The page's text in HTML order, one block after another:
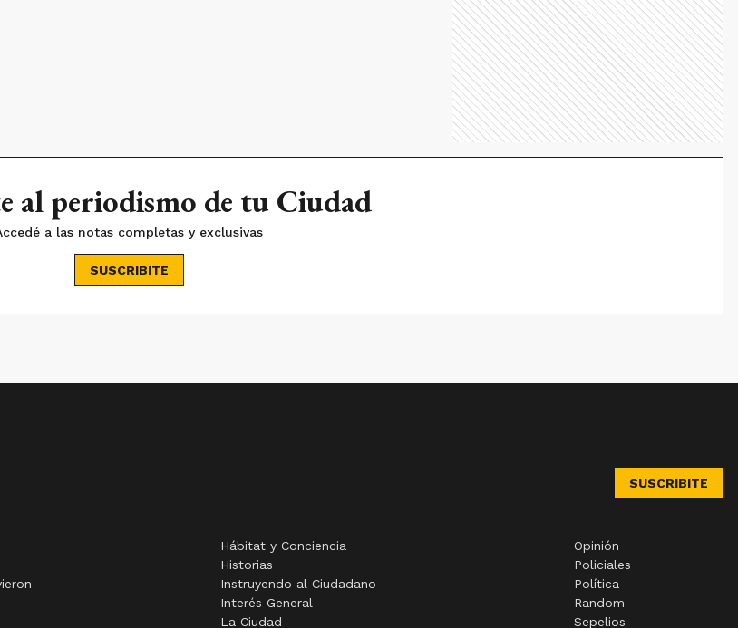
al periodismo de tu Ciudad
a las notas completas y exclusivas
SUSCRIBITE
SUSCRIBITE
Hábitat y Conciencia
Historias
Instruyendo al Ciudadano
Interés General
La Ciudad
Opinión
Policiales
Política
Random
Sepelios